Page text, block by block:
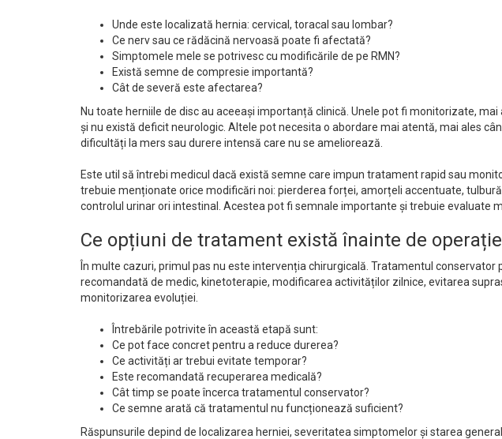
Unde este localizată hernia: cervical, toracal sau lombar?
Ce nerv sau ce rădăcină nervoasă poate fi afectată?
Simptomele mele se potrivesc cu modificările de pe RMN?
Există semne de compresie importantă?
Cât de severă este afectarea?
Nu toate herniile de disc au aceeași importanță clinică. Unele pot fi monitorizate,
și nu există deficit neurologic. Altele pot necesita o abordare mai atentă, mai ales
dificultăți la mers sau durere intensă care nu se ameliorează.
Este util să întrebi medicul dacă există semne care impun tratament rapid sau
trebuie menționate orice modificări noi: pierderea forței, amorțeli accentuate,
controlul urinar ori intestinal. Acestea pot fi semnale importante și trebuie evaluate
Ce opțiuni de tratament există înainte de
În multe cazuri, primul pas nu este intervenția chirurgicală. Tratamentul conservator
recomandată de medic, kinetoterapie, modificarea activităților zilnice, evitarea
monitorizarea evoluției.
Întrebările potrivite în această etapă sunt:
Ce pot face concret pentru a reduce durerea?
Ce activități ar trebui evitate temporar?
Este recomandată recuperarea medicală?
Cât timp se poate încerca tratamentul conservator?
Ce semne arată că tratamentul nu funcționează suficient?
Răspunsurile depind de localizarea herniei, severitatea simptomelor și starea